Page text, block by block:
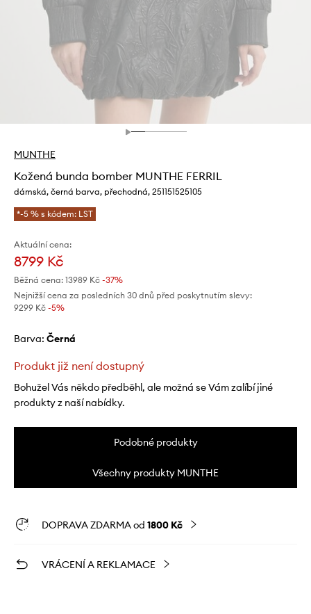
MUNTHE
Kožená bunda bomber MUNTHE FERRIL
dámská, černá barva, přechodná, 251151525105
*-5 % s kódem: LST
Aktuální cena:
8799 Kč
Běžná cena: 13989 Kč -37%
Nejnižší cena za posledních 30 dnů před poskytnutím slevy:
9299 Kč -5%
Barva: černá
Produkt již není dostupný
Bohužel Vás někdo předběhl, ale možná se Vám zalíbí jiné
produkty z naší nabídky.
Podobné produkty
Všechny produkty MUNTHE
DOPRAVA ZDARMA od 1800 Kč
VRÁCENÍ A REKLAMACE